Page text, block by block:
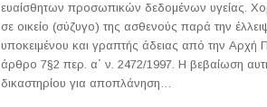
ευαίσθητων προσωπικών δεδομένων υγείας.
σε οικείο (σύζυγο) της ασθενούς παρά την
υποκειμένου και γραπτής άδειας από την
άρθρο 7§2 περ. α΄ ν. 2472/1997. Η βεβαίωση
δικαστηρίου για αποπλάνηση…